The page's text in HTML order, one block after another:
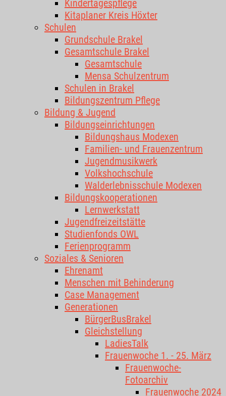
Kindertagespflege
Kitaplaner Kreis Höxter
Schulen
Grundschule Brakel
Gesamtschule Brakel
Gesamtschule
Mensa Schulzentrum
Schulen in Brakel
Bildungszentrum Pflege
Bildung & Jugend
Bildungseinrichtungen
Bildungshaus Modexen
Familien- und Frauenzentrum
Jugendmusikwerk
Volkshochschule
Walderlebnisschule Modexen
Bildungskooperationen
Lernwerkstatt
Jugendfreizeitstätte
Studienfonds OWL
Ferienprogramm
Soziales & Senioren
Ehrenamt
Menschen mit Behinderung
Case Management
Generationen
BürgerBusBrakel
Gleichstellung
LadiesTalk
Frauenwoche 1. - 25. März
Frauenwoche-
Fotoarchiv
Frauenwoche 2024